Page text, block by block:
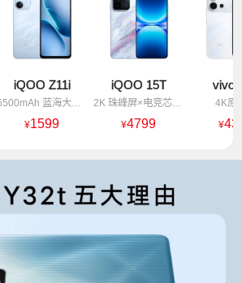
iQOO Z11i
6500mAh 蓝海大电池
¥1599
iQOO 15T
2K 珠峰屏×电竞芯片Q3
¥4799
vivo
4K原
¥